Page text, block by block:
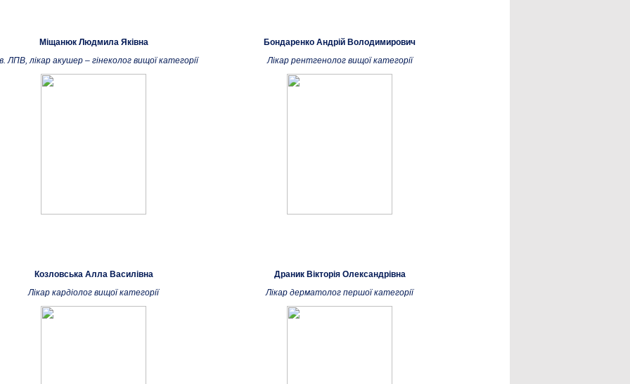
Міщанюк Людмила Яківна
ЛПВ, лікар акушер – гінеколог вищої категорії
Бондаренко Андрій Володимирович
Лікар рентгенолог вищої категорії
Козловська Алла Василівна
Лікар кардіолог вищої категорії
Драник Вікторія Олександрівна
Лікар дерматолог першої категорії